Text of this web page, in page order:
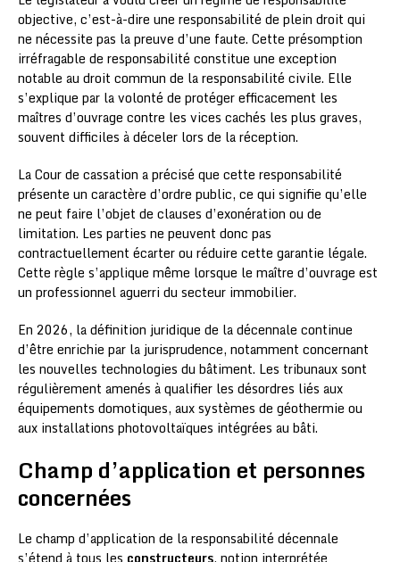
objective, c’est-à-dire une responsabilité de plein droit qui
ne nécessite pas la preuve d’une faute. Cette présomption
irréfragable de responsabilité constitue une exception
notable au droit commun de la responsabilité civile. Elle
s’explique par la volonté de protéger efficacement les
maîtres d’ouvrage contre les vices cachés les plus graves,
souvent difficiles à déceler lors de la réception.
La Cour de cassation a précisé que cette responsabilité
présente un caractère d’ordre public, ce qui signifie qu’elle
ne peut faire l’objet de clauses d’exonération ou de
limitation. Les parties ne peuvent donc pas
contractuellement écarter ou réduire cette garantie légale.
Cette règle s’applique même lorsque le maître d’ouvrage est
un professionnel aguerri du secteur immobilier.
En 2026, la définition juridique de la décennale continue
d’être enrichie par la jurisprudence, notamment concernant
les nouvelles technologies du bâtiment. Les tribunaux sont
régulièrement amenés à qualifier les désordres liés aux
équipements domotiques, aux systèmes de géothermie ou
aux installations photovoltaïques intégrées au bâti.
Champ d’application et personnes
concernées
Le champ d’application de la responsabilité décennale